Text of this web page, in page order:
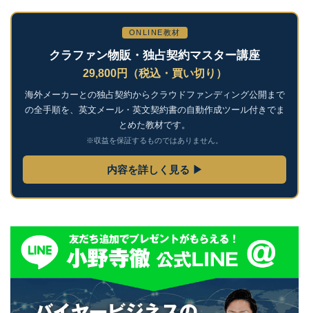
ONLINE教材
クラファン物販・独占契約マスター講座
29,800円（税込・買い切り）
海外メーカーとの独占契約からクラウドファンディング公開まで
の全手順を、英文メール・英文契約書の自動作成ツール付きでま
とめた教材です。
※収益を保証するものではありません。
内容を詳しく見る ▶